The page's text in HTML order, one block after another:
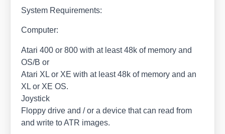
Sys­tem Requi­re­ments:
Com­pu­ter:
Ata­ri 400 or 800 with at least 48k of memo­ry and
OS/​B or
Ata­ri XL or XE with at least 48k of memo­ry and an
XL or XE OS.
Joy­stick
Flop­py dri­ve and /​ or a device that can read from
and wri­te to ATR images.